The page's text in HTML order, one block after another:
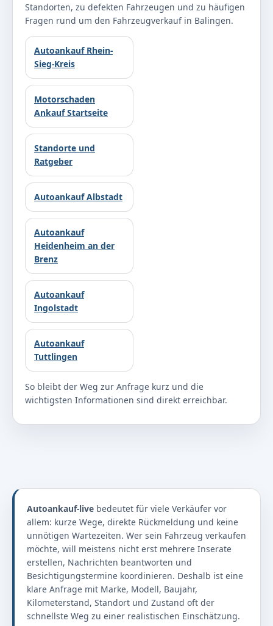
Standorten, zu defekten Fahrzeugen und zu häufigen
Fragen rund um den Fahrzeugverkauf in Balingen.
Autoankauf Rhein-
Sieg-Kreis
Motorschaden
Ankauf Startseite
Standorte und
Ratgeber
Autoankauf Albstadt
Autoankauf
Heidenheim an der
Brenz
Autoankauf
Ingolstadt
Autoankauf
Tuttlingen
So bleibt der Weg zur Anfrage kurz und die
wichtigsten Informationen sind direkt erreichbar.
Autoankauf-live bedeutet für viele Verkäufer vor
allem: kurze Wege, direkte Rückmeldung und keine
unnötigen Wartezeiten. Wer sein Fahrzeug verkaufen
möchte, will meistens nicht erst mehrere Inserate
erstellen, Nachrichten beantworten und
Besichtigungstermine koordinieren. Deshalb ist eine
klare Anfrage mit Marke, Modell, Baujahr,
Kilometerstand, Standort und Zustand oft der
schnellste Weg zu einer realistischen Einschätzung.